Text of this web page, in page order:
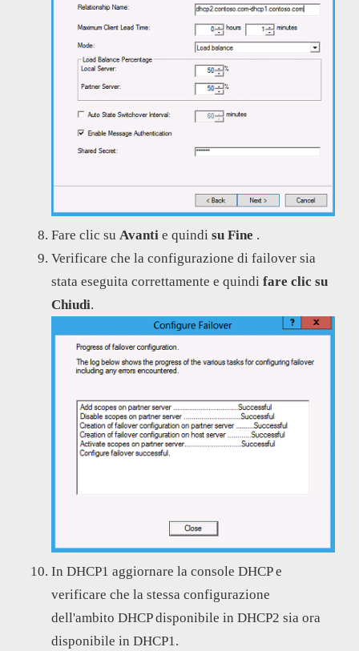
Fare clic su Avanti e quindi su Fine .
Verificare che la configurazione di failover sia
stata eseguita correttamente e quindi fare clic su
Chiudi.
In DHCP1 aggiornare la console DHCP e
verificare che la stessa configurazione
dell'ambito DHCP disponibile in DHCP2 sia ora
disponibile in DHCP1.